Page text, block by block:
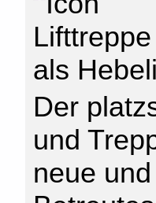
Der
und
neue